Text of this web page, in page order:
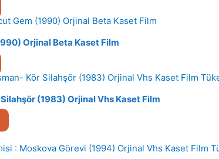
Orjinal Beta Kaset Film
(1983) Orjinal Vhs Kaset Film